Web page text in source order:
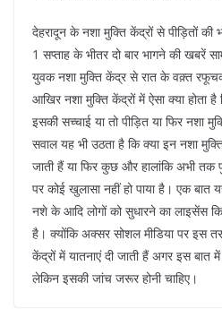
देहरादून के नशा मुक्ति केंद्रों से पीड़ितों की
1 सप्ताह के भीतर दो बार भागने की खबरें
युवक नशा मुक्ति केंद्र से रात के वक़्त
आखिर नशा मुक्ति केंद्रों में ऐसा क्या होता
इसकी सच्चाई या तो पीड़ित या फिर नशा
सवाल यह भी उठता है कि क्या इन नशा
जाती हैं या फिर कुछ और हालांकि अभी
पर कोई खुलासा नहीं हो पाया है। एक बात
नशे के आदि लोगों को सुधारने का लाइसेंस
है। क्योंकि अक्सर सोशल मीडिया पर इस
केंद्रों में यातनाएं दी जाती हैं अगर इस बात
लेकिन इसकी जांच जरूर होनी चाहिए।